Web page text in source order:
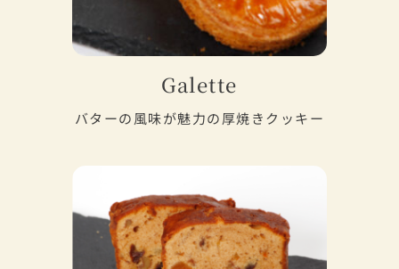
Galette
バターの風味が魅力の厚焼きクッキー